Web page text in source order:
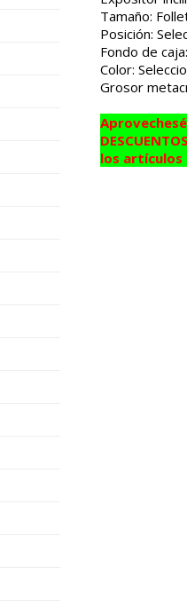
Tamaño:
Posición:
Fondo de
Color:
Grosor
los artículos